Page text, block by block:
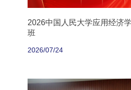
2026中国人民大学应用经济
班
2026/07/24